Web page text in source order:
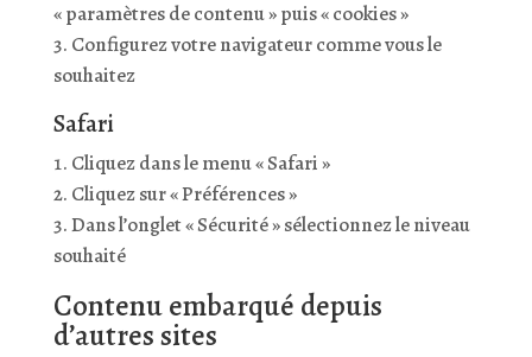
« paramètres de contenu » puis « cookies »
Configurez votre navigateur comme vous le
souhaitez
Safari
Cliquez dans le menu « Safari »
Cliquez sur « Préférences »
Dans l’onglet « Sécurité » sélectionnez le niveau
souhaité
Contenu embarqué depuis
d’autres sites